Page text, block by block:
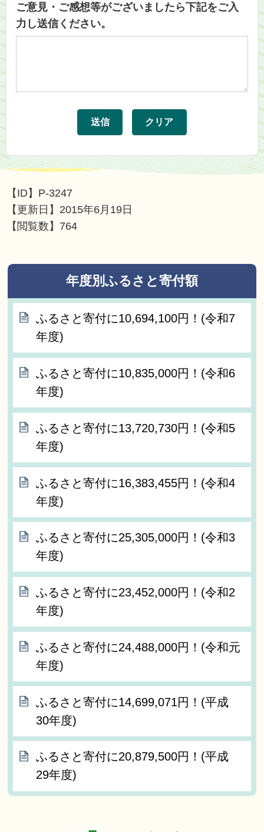
ご意見・ご感想等がございましたら下記をご入
力し送信ください。
【ID】 P-3247
【更新日】 2015年6月19日
【閲覧数】 764
年度別ふるさと寄付額
ふるさと寄付に10,694,100円！(令和7
年度)
ふるさと寄付に10,835,000円！(令和6
年度)
ふるさと寄付に13,720,730円！(令和5
年度)
ふるさと寄付に16,383,455円！(令和4
年度)
ふるさと寄付に25,305,000円！(令和3
年度)
ふるさと寄付に23,452,000円！(令和2
年度)
ふるさと寄付に24,488,000円！(令和元
年度)
ふるさと寄付に14,699,071円！(平成
30年度)
ふるさと寄付に20,879,500円！(平成
29年度)